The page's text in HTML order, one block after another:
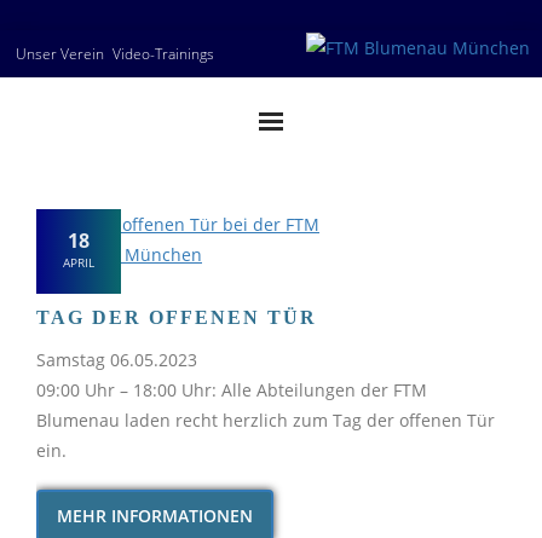
Skip
to
Unser Verein Video-Trainings
TAG DER OFFENEN TÜR
18
APRIL
Samstag 06.05.2023
09:00 Uhr – 18:00 Uhr: Alle Abteilungen der FTM
Blumenau laden recht herzlich zum Tag der offenen Tür
ein.
MEHR INFORMATIONEN